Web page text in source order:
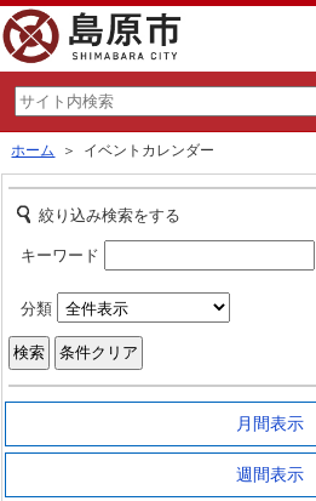
ホーム ＞ イベントカレンダー
絞り込み検索をする
キーワード
分類
月間表示
週間表示